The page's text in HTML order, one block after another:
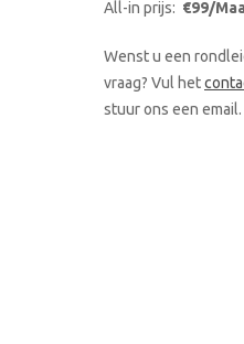
All-in prijs: €99/
Wenst u een
vraag? Vul het
stuur ons een email.